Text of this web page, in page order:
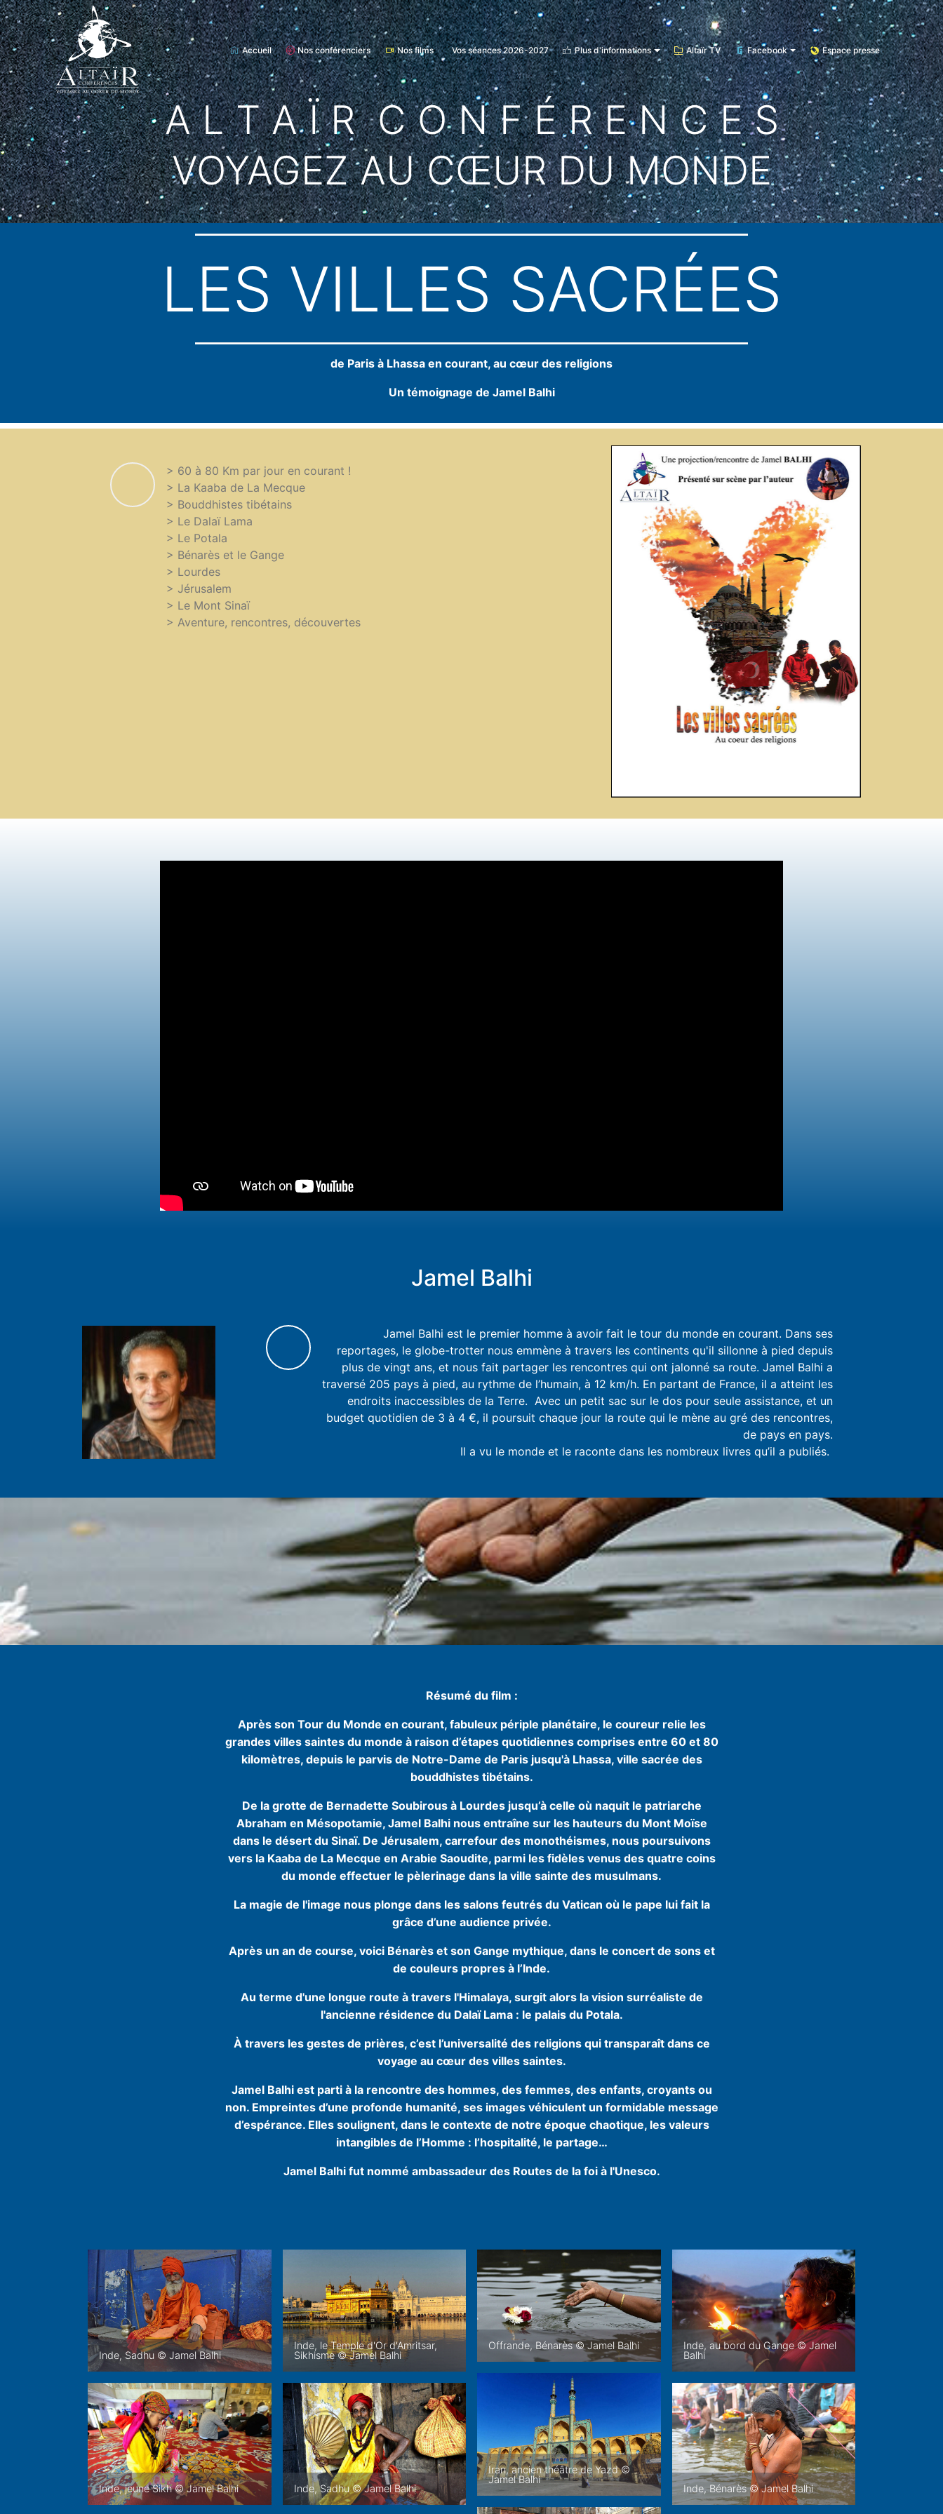
Accueil Nos conférenciers Nos films Vos séances 2026-2027 Plus d'informations Altaïr TV Facebook Espace presse
A L T A Ï R C O N F É R E N C E S
VOYAGEZ AU CŒUR DU MONDE
LES VILLES SACRÉES
de Paris à Lhassa en courant, au cœur des religions
Un témoignage de Jamel Balhi
> 60 à 80 Km par jour en courant !
> La Kaaba de La Mecque
> Bouddhistes tibétains
> Le Dalaï Lama
> Le Potala
> Bénarès et le Gange
> Lourdes
> Jérusalem
> Le Mont Sinaï
> Aventure, rencontres, découvertes
Jamel Balhi
Jamel Balhi est le premier homme à avoir fait le tour du monde en courant. Dans ses
reportages, le globe-trotter nous emmène à travers les continents qu'il sillonne à pied depuis
plus de vingt ans, et nous fait partager les rencontres qui ont jalonné sa route. Jamel Balhi a
traversé 205 pays à pied, au rythme de l’humain, à 12 km/h. En partant de France, il a atteint les
endroits inaccessibles de la Terre. Avec un petit sac sur le dos pour seule assistance, et un
budget quotidien de 3 à 4 €, il poursuit chaque jour la route qui le mène au gré des rencontres,
de pays en pays.
Il a vu le monde et le raconte dans les nombreux livres qu’il a publiés.
Résumé du film :
Après son Tour du Monde en courant, fabuleux périple planétaire, le coureur relie les
grandes villes saintes du monde à raison d’étapes quotidiennes comprises entre 60 et 80
kilomètres, depuis le parvis de Notre-Dame de Paris jusqu'à Lhassa, ville sacrée des
bouddhistes tibétains.
De la grotte de Bernadette Soubirous à Lourdes jusqu’à celle où naquit le patriarche
Abraham en Mésopotamie, Jamel Balhi nous entraîne sur les hauteurs du Mont Moïse
dans le désert du Sinaï. De Jérusalem, carrefour des monothéismes, nous poursuivons
vers la Kaaba de La Mecque en Arabie Saoudite, parmi les fidèles venus des quatre coins
du monde effectuer le pèlerinage dans la ville sainte des musulmans.
La magie de l'image nous plonge dans les salons feutrés du Vatican où le pape lui fait la
grâce d’une audience privée.
Après un an de course, voici Bénarès et son Gange mythique, dans le concert de sons et
de couleurs propres à l’Inde.
Au terme d'une longue route à travers l'Himalaya, surgit alors la vision surréaliste de
l'ancienne résidence du Dalaï Lama : le palais du Potala.
À travers les gestes de prières, c’est l’universalité des religions qui transparaît dans ce
voyage au cœur des villes saintes.
Jamel Balhi est parti à la rencontre des hommes, des femmes, des enfants, croyants ou
non. Empreintes d’une profonde humanité, ses images véhiculent un formidable message
d’espérance. Elles soulignent, dans le contexte de notre époque chaotique, les valeurs
intangibles de l’Homme : l’hospitalité, le partage…
Jamel Balhi fut nommé ambassadeur des Routes de la foi à l'Unesco.
Inde, Sadhu © Jamel Balhi
Inde, le Temple d'Or d'Amritsar,
Sikhisme © Jamel Balhi
Offrande, Bénarès © Jamel Balhi
Inde, au bord du Gange © Jamel
Balhi
Inde, jeune Sikh © Jamel Balhi Inde, Sadhu © Jamel Balhi
Iran, ancien théâtre de Yazd ©
Jamel Balhi
Inde, Bénarès © Jamel Balhi